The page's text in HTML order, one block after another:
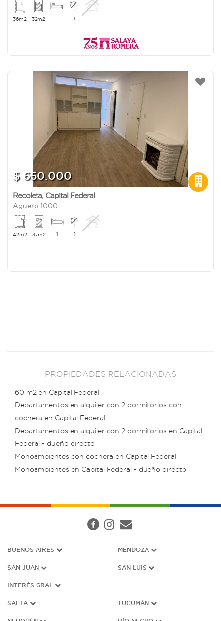
36m2 32m2 1
$ 650.000
Recoleta, Capital Federal
Agüero 1000
42m2 37m2 1 1
PROPIEDADES RELACIONADAS
60 m2 en Capital Federal
Departamentos en alquiler con 2 dormitorios con
cochera en Capital Federal
Departamentos en alquiler con 2 dormitorios en Capital
Federal - dueño directo
Monoambientes con cochera en Capital Federal
Monoambientes en Capital Federal - dueño directo
BUENOS AIRES MENDOZA
SAN JUAN SAN LUIS
INTERÉS GRAL
SALTA TUCUMÁN